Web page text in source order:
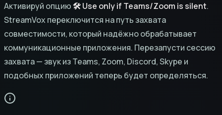
Активируй опцию🛠 Use only if Teams/Zoom is silent.
StreamVox переключится на путь захвата
совместимости, который надёжно обрабатывает
коммуникационные приложения. Перезапусти сессию
захвата — звук из Teams, Zoom, Discord, Skype и
подобных приложений теперь будет определяться.